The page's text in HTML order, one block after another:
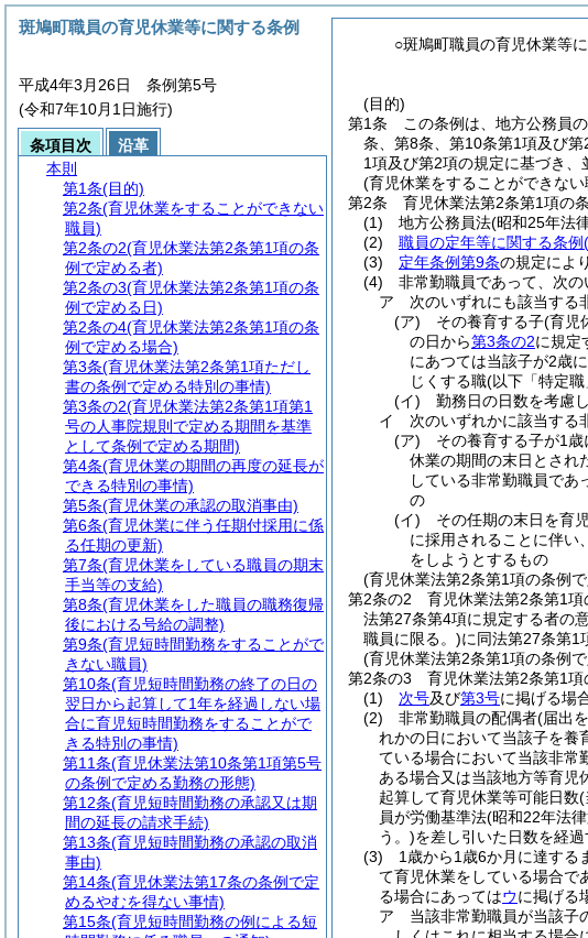
○斑鳩町職員の育児休業等
(目的)
第1条
この条例は、地方公務員
条、第8条、第10条第1項及び
1項及び第2項の規定に基づき、
(育児休業をすることができない
第2条
育児休業法第2条第1項の
(1)
地方公務員法(昭和25年法
(2)
職員の定年等に関する条例
(3)
定年条例第9条の規定によ
(4)
非常勤職員であって、次
ア
次のいずれにも該当する
(ア)
その養育する子(育児
の日から第3条の2に規定
にあつては当該子が2歳
じくする職(以下「特定
(イ)
勤務日の日数を考慮
イ
次のいずれかに該当する
(ア)
その養育する子が1
休業の期間の末日とされ
している非常勤職員であ
の
(イ)
その任期の末日を育
に採用されることに伴い
をしようとするもの
(育児休業法第2条第1項の条例
第2条の2
育児休業法第2条第1
法第27条第4項に規定する者の
職員に限る。)に同法第27条第1
(育児休業法第2条第1項の条例
第2条の3
育児休業法第2条第1項
(1)
次号及び第3号に掲げる場
(2)
非常勤職員の配偶者(届出
れかの日において当該子を養
ている場合において当該非常
ある場合又は当該地方等育児
起算して育児休業等可能日数(
員が労働基準法(昭和22年法
う。)を差し引いた日数を経
(3)
1歳から1歳6か月に達する
て育児休業をしている場合で
る場合にあってはウに掲げる
ア
当該非常勤職員が当該子
斑鳩町職員の育児休業等に関する条例
平成4年3月26日 条例第5号
(令和7年10月1日施行)
条項目次
沿革
本則
第1条(目的)
第2条(育児休業をすることができない
職員)
第2条の2(育児休業法第2条第1項の条
例で定める者)
第2条の3(育児休業法第2条第1項の条
例で定める日)
第2条の4(育児休業法第2条第1項の条
例で定める場合)
第3条(育児休業法第2条第1項ただし
書の条例で定める特別の事情)
第3条の2(育児休業法第2条第1項第1
号の人事院規則で定める期間を基準
として条例で定める期間)
第4条(育児休業の期間の再度の延長が
できる特別の事情)
第5条(育児休業の承認の取消事由)
第6条(育児休業に伴う任期付採用に係
る任期の更新)
第7条(育児休業をしている職員の期末
手当等の支給)
第8条(育児休業をした職員の職務復帰
後における号給の調整)
第9条(育児短時間勤務をすることがで
きない職員)
第10条(育児短時間勤務の終了の日の
翌日から起算して1年を経過しない場
合に育児短時間勤務をすることがで
きる特別の事情)
第11条(育児休業法第10条第1項第5号
の条例で定める勤務の形態)
第12条(育児短時間勤務の承認又は期
間の延長の請求手続)
第13条(育児短時間勤務の承認の取消
事由)
第14条(育児休業法第17条の条例で定
めるやむを得ない事情)
第15条(育児短時間勤務の例による短